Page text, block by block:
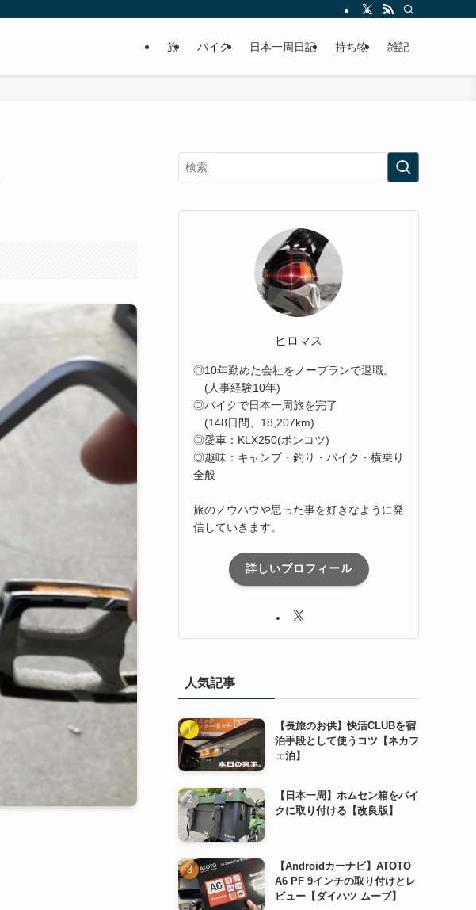
旅 バイク 日本一周日記 持ち物 雑記
ヒロマス
◎10年勤めた会社をノープランで退職。
(人事経験10年)
◎バイクで日本一周旅を完了
(148日間、18,207km)
◎愛車：KLX250(ポンコツ)
◎趣味：キャンプ・釣り・バイク・横乗り
全般
旅のノウハウや思った事を好きなように発
信していきます。
詳しいプロフィール
人気記事
【長旅のお供】快活CLUBを宿
泊手段として使うコツ【ネカフ
ェ泊】
【日本一周】ホムセン箱をバイ
クに取り付ける【改良版】
【Androidカーナビ】ATOTO
A6 PF 9インチの取り付けとレ
ビュー【ダイハツ ムーブ】